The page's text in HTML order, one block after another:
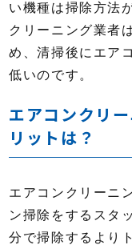
い機種は掃除方法
クリーニング業者
め、清掃後にエア
低いのです。
エアコンクリ
リットは？
エアコンクリーニ
ン掃除をするスタ
分で掃除するより